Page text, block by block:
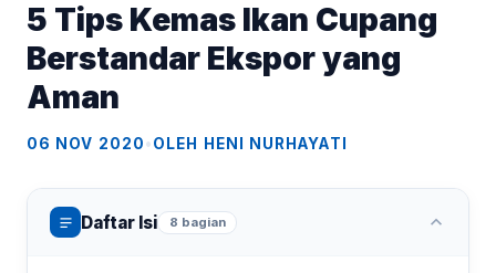
5 Tips Kemas Ikan Cupang
Berstandar Ekspor yang
Aman
06 NOV 2020•OLEH HENI NURHAYATI
Daftar Isi 8 bagian